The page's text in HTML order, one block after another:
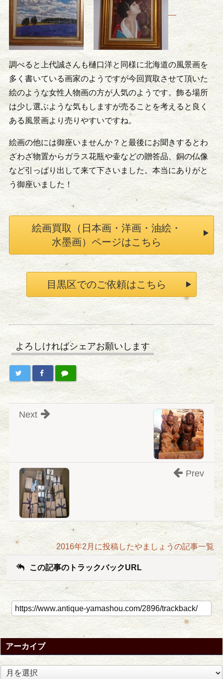
調べると上代誠さんも樋口洋と同様に北海道の風景画を
多く書いている画家のようですが今回買取させて頂いた
絵のような女性人物画の方が人気のようです。飾る場所
は少し選ぶような気もしますが売ることを考えると良く
ある風景画より売りやすいですね。
絵画の他には御座いませんか？と最後にお聞きするとわ
ざわざ物置からガラス花瓶や壷などの贈答品、銅の仏像
など引っぱり出して来て下さいました。本当にありがと
う御座いました！
絵画買取（日本画・洋画・油絵・
水墨画）ページはこちら
目黒区でのご依頼はこちら
よろしければシェアお願いします
Next
Prev
2016年2月に投稿したやましょうの記事一覧
この記事のトラックバックURL
アーカイブ
ア